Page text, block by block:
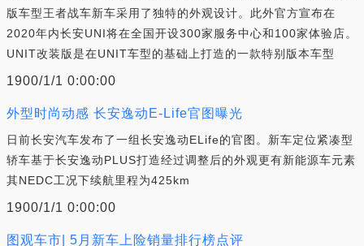
版车型王者战车新车采用了独特的外观设计。此外官方宣布在
2020年内长安UNI将在全国开设300家服务中心和100家体验店。
UNIT改装版是在UNIT车型的基础上打造的一款特别版本车型
1900/1/1 0:00:00
外型时尚动感 长安逸动E-Life官图曝光
日前长安汽车发布了一组长安逸动ELife的官图。新车定位紧凑型
轿车基于长安逸动PLUS打造经过调整后的外观更有新能源车元素
其NEDC工况下续航里程为425km
1900/1/1 0:00:00
图观车市| 5月新车上险销量排行榜点评